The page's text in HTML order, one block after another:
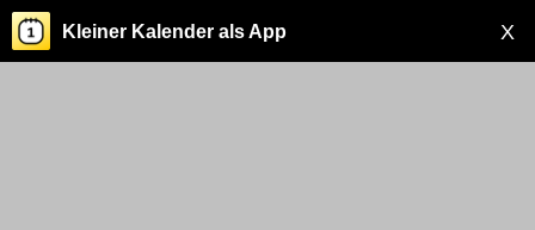
X
Kleiner Kalender als App